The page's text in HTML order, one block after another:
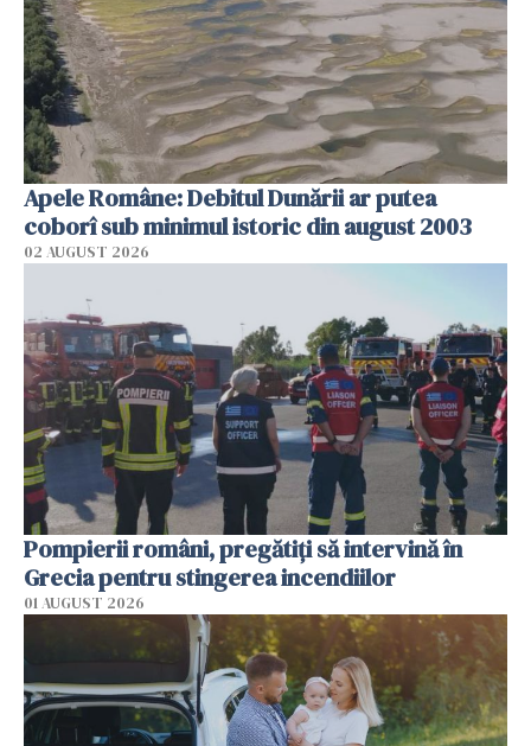
Apele Române: Debitul Dunării ar putea
coborî sub minimul istoric din august 2003
02 AUGUST 2026
Pompierii români, pregătiţi să intervină în
Grecia pentru stingerea incendiilor
01 AUGUST 2026